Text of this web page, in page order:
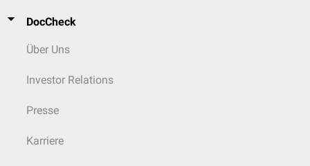
DocCheck
Über Uns
Investor Relations
Presse
Karriere